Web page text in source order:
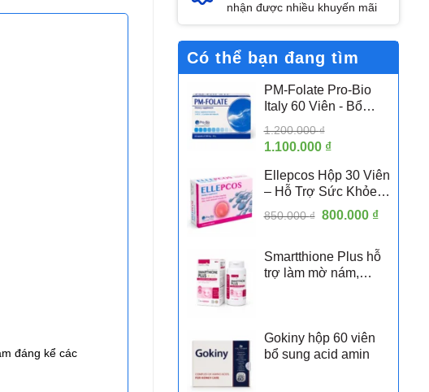
nhận được nhiều khuyến mãi
Có thể bạn đang tìm
PM-Folate Pro-Bio
Italy 60 Viên - Bổ
Tính 5-MTHF Hỗ Trợ
Sức Khỏe Sinh Sản
Nữ
1.200.000₫
Giá
là:
1.200.000 ₫.
1.100.000 ₫Giá
tại
là:
1.100.000 ₫.
Ellepcos Hộp 30 Viên
– Hỗ Trợ Sức Khỏe
Sinh Sản Nữ, Hỗ Trợ
Phụ Nữ PCOS
850.000₫ Giá
850.000 ₫.
800.000 ₫
tại
Smartthione Plus hỗ
trợ làm mờ nám,
Gokiny hộp 60 viên
bổ sung acid amin
đánɡ kể сáс